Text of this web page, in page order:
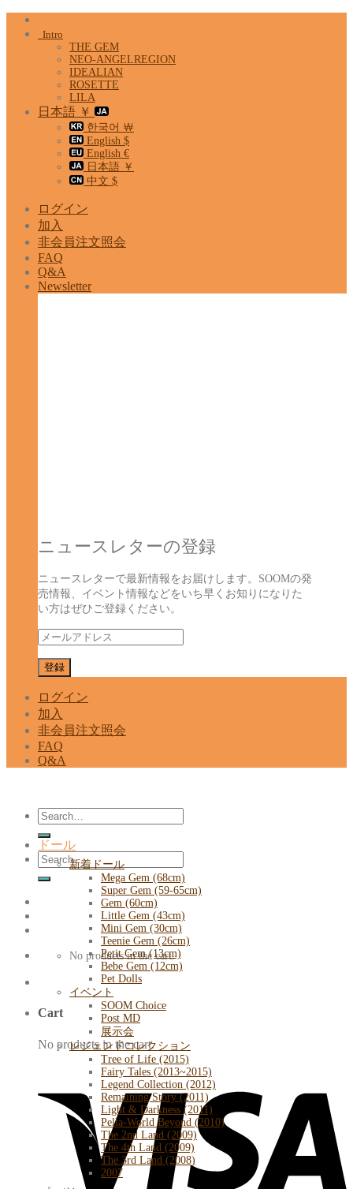
Skip
Intro
THE GEM
NEO-ANGELREGION
IDEALIAN
ROSETTE
LILA
日本語 ￥
한국어 ￦
English $
English €
日本語 ￥
中文 $
ログイン
加入
非会員注文照会
FAQ
Q&A
Newsletter
ニュースレターの登録
ニュースレターで最新情報をお届けします。SOOMの発
売情報、イベント情報などをいち早くお知りになりた
い方はぜひご登録ください。
ログイン
加入
非会員注文照会
FAQ
Q&A
Search
for:
Search
for:
No products in the cart.
Cart
No products in the cart.
ドール
新着ドール
Mega Gem (68cm)
Super Gem (59-65cm)
Gem (60cm)
Little Gem (43cm)
Mini Gem (30cm)
Teenie Gem (26cm)
Petit Gem (13cm)
Bebe Gem (12cm)
Pet Dolls
イベント
SOOM Choice
Post MD
展示会
レジェンドコレクション
Tree of Life (2015)
Fairy Tales (2013~2015)
Legend Collection (2012)
Remaining Story (2011)
Light & Darkness (2011)
Pella-World Beyond (2010)
The 2nd Land (2009)
The 4th Land (2009)
The 3rd Land (2008)
2007